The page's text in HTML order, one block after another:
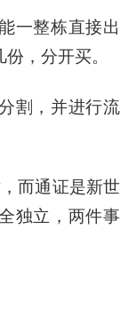
整栋直接出
，分开买。
割，并进行流
而通证是新世
独立，两件事